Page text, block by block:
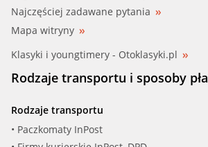
Najczęściej zadawane pytania
Mapa witryny
Klasyki i youngtimery - Otoklasyki.pl
Rodzaje transportu i sposoby
Rodzaje transportu
• Paczkomaty InPost